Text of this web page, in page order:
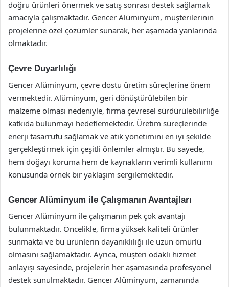
doğru ürünleri önermek ve satış sonrası destek sağlamak
amacıyla çalışmaktadır. Gencer Alüminyum, müşterilerinin
projelerine özel çözümler sunarak, her aşamada yanlarında
olmaktadır.
Çevre Duyarlılığı
Gencer Alüminyum, çevre dostu üretim süreçlerine önem
vermektedir. Alüminyum, geri dönüştürülebilen bir
malzeme olması nedeniyle, firma çevresel sürdürülebilirliğe
katkıda bulunmayı hedeflemektedir. Üretim süreçlerinde
enerji tasarrufu sağlamak ve atık yönetimini en iyi şekilde
gerçekleştirmek için çeşitli önlemler almıştır. Bu sayede,
hem doğayı koruma hem de kaynakların verimli kullanımı
konusunda örnek bir yaklaşım sergilemektedir.
Gencer Alüminyum ile Çalışmanın Avantajları
Gencer Alüminyum ile çalışmanın pek çok avantajı
bulunmaktadır. Öncelikle, firma yüksek kaliteli ürünler
sunmakta ve bu ürünlerin dayanıklılığı ile uzun ömürlü
olmasını sağlamaktadır. Ayrıca, müşteri odaklı hizmet
anlayışı sayesinde, projelerin her aşamasında profesyonel
destek sunulmaktadır. Gencer Alüminyum, zamanında